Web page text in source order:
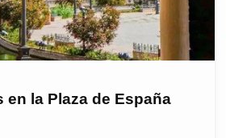
en la Plaza de España